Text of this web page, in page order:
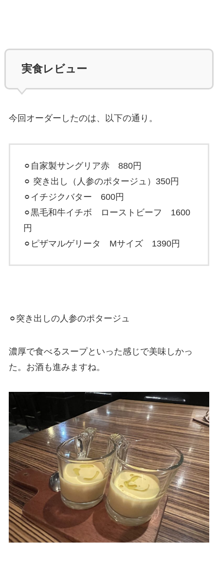
実食レビュー
今回オーダーしたのは、以下の通り。
⚪︎自家製サングリア赤 880円
⚪︎ 突き出し（人参のポタージュ）350円
⚪︎イチジクバター 600円
⚪︎黒毛和牛イチボ ローストビーフ 1600
円
⚪︎ピザマルゲリータ Mサイズ 1390円
⚪︎突き出しの人参のポタージュ
濃厚で食べるスープといった感じで美味しかっ
た。お酒も進みますね。